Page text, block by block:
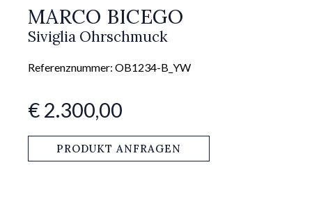
MARCO BICEGO
Siviglia Ohrschmuck
Referenznummer: OB1234-B_YW
€ 2.300,00
PRODUKT ANFRAGEN